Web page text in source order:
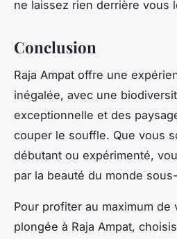
ne laissez rien derrière vous
Conclusion
Raja Ampat offre une
inégalée, avec une
exceptionnelle et des
couper le souffle. Que vous
débutant ou expérimenté,
par la beauté du monde
Pour profiter au maximum
plongée à Raja Ampat,